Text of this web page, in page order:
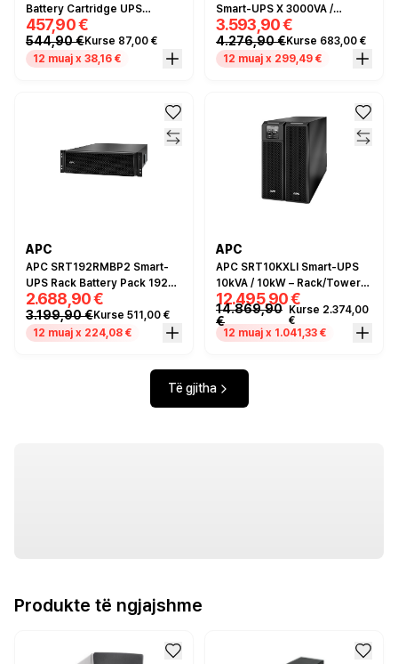
Battery Cartridge UPS
Battery Pack OEM Lead-Acid
for Smart-UPS Compatible
457,90 €
544,90 €Kurse 87,00 €
12 muaj x 38,16 €
Smart-UPS X 3000VA /
2700W Rack 2U – Line-
Interactive UPS with Pure
Sine Wave & SmartSlot
3.593,90 €
4.276,90 €Kurse 683,00 €
12 muaj x 299,49 €
APC
APC SRT192RMBP2 Smart-
UPS Rack Battery Pack 192V
3U – Extended Runtime
Module for SRT 8kVA &
10kVA UPS
2.688,90 €
3.199,90 €Kurse 511,00 €
12 muaj x 224,08 €
APC
APC SRT10KXLI Smart-UPS
10kVA / 10kW – Rack/Tower
Online UPS 230V/400V with
Pure Sine Wave & Extended
Runtime
12.495,90 €
14.869,90
€
Kurse 2.374,00
€
12 muaj x 1.041,33 €
Të gjitha
Produkte të ngjajshme